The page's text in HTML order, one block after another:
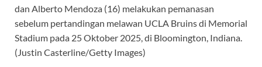
dan Alberto Mendoza (16) melakukan pemanasan
sebelum pertandingan melawan UCLA Bruins di Memorial
Stadium pada 25 Oktober 2025, di Bloomington, Indiana.
(Justin Casterline/Getty Images)